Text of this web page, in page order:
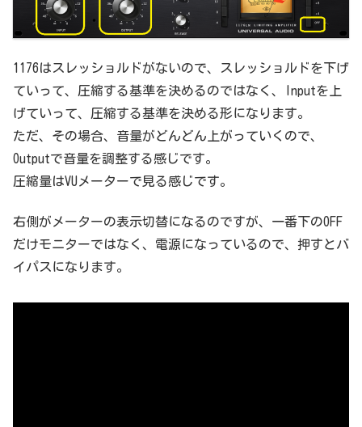
1176はスレッショルドがないので、スレッショルドを下げ
ていって、圧縮する基準を決めるのではなく、Inputを上
げていって、圧縮する基準を決める形になります。
ただ、その場合、音量がどんどん上がっていくので、
Outputで音量を調整する感じです。
圧縮量はVUメーターで見る感じです。
右側がメーターの表示切替になるのですが、一番下のOFF
だけモニターではなく、電源になっているので、押すとバ
イパスになります。